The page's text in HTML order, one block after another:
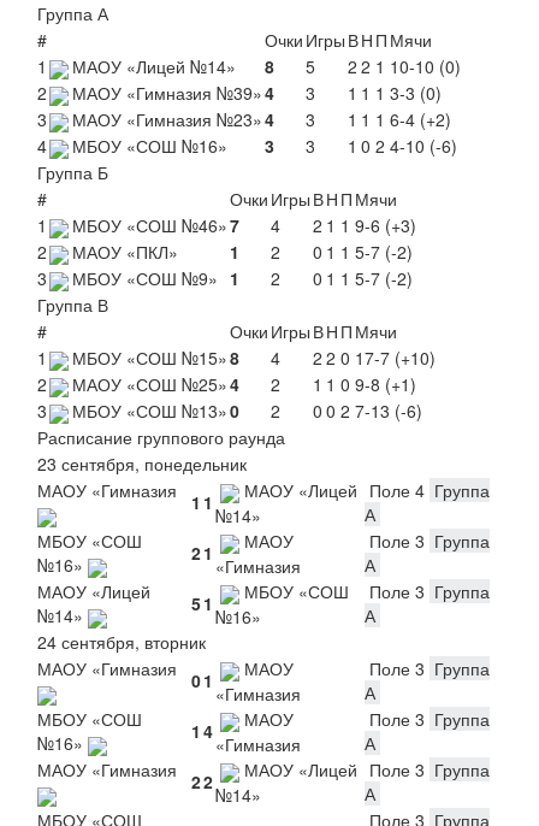
Группа А
#
Очки Игры ВН П Мячи
1
МАОУ «Лицей №14» 8 5 2 2 1 10-10 (0)
2
МАОУ «Гимназия №39»4 3 1 1 1 3-3 (0)
3
МАОУ «Гимназия №23»4 3 1 1 1 6-4 (+2)
4
МБОУ «СОШ №16» 3 3 1 0 2 4-10 (-6)
Группа Б
#
Очки Игры ВН П Мячи
1
МБОУ «СОШ №46»7 4 2 1 1 9-6 (+3)
2
МАОУ «ПКЛ» 1 2 0 1 1 5-7 (-2)
3
МБОУ «СОШ №9» 1 2 0 1 1 5-7 (-2)
Группа В
#
Очки Игры ВН П Мячи
1
МБОУ «СОШ №15»8 4 2 2 0 17-7 (+10)
2
МАОУ «СОШ №25»4 2 1 1 0 9-8 (+1)
3
МБОУ «СОШ №13»0 2 0 0 2 7-13 (-6)
Расписание группового раунда
23 сентября, понедельник
МАОУ «Гимназия
1 1
МАОУ «Лицей
№14»
Поле 4 Группа
А
МБОУ «СОШ
№16»
21
МАОУ
«Гимназия
Поле 3 Группа
А
МАОУ «Лицей
№14»
51
МБОУ «СОШ
№16»
Поле 3 Группа
А
24 сентября, вторник
МАОУ «Гимназия
01
МАОУ
«Гимназия
Поле 3 Группа
А
МБОУ «СОШ
№16»
1 4
МАОУ
«Гимназия
Поле 3 Группа
А
МАОУ «Гимназия
22
МАОУ «Лицей
№14»
Поле 3 Группа
А
МБОУ «СОШ
Поле 3 Группа